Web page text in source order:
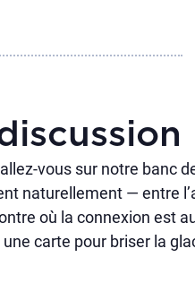
vous sur notre banc
naturellement — entre
où la connexion est
carte pour briser la